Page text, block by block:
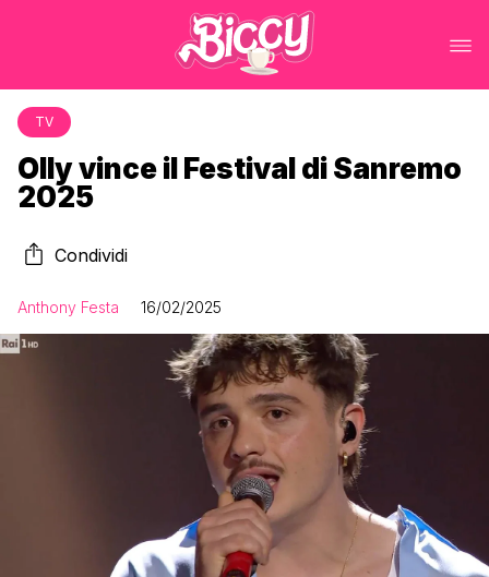
TV
Olly vince il Festival di Sanremo
2025
Condividi
Anthony Festa 16/02/2025